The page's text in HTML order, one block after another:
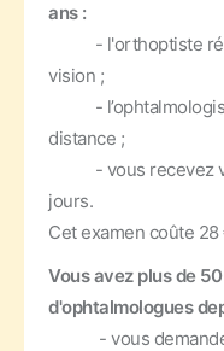
ans :
- l'orthoptiste
vision ;
-
distance ;
- vous recevez
jours.
Cet examen coûte
Vous avez plus de
d'ophtalmologues
- vous demandez